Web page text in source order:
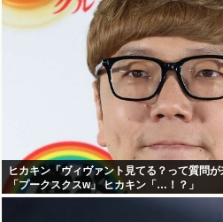
ヒカキン「ヴィヴァント見てる？って質問
「プークスクスw」 ヒカキン「…！？」